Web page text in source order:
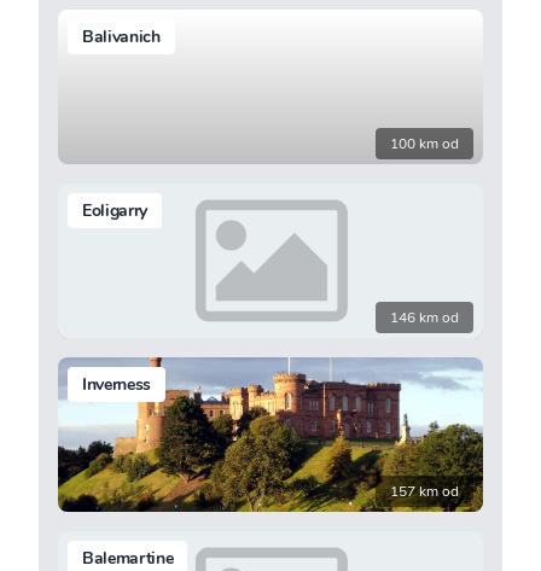
Balivanich
100 km od
Eoligarry
146 km od
Inverness
157 km od
Balemartine